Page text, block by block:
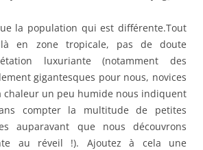
la population qui est différente.Tout
en zone tropicale, pas de doute
luxuriante (notamment des
gigantesques pour nous, novices
chaleur un peu humide nous indiquent
compter la multitude de petites
auparavant que nous découvrons
au réveil !). Ajoutez à cela une